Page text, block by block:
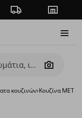
Πορεία παραγγελίας
Camera
κουζινών›Κουζίνα